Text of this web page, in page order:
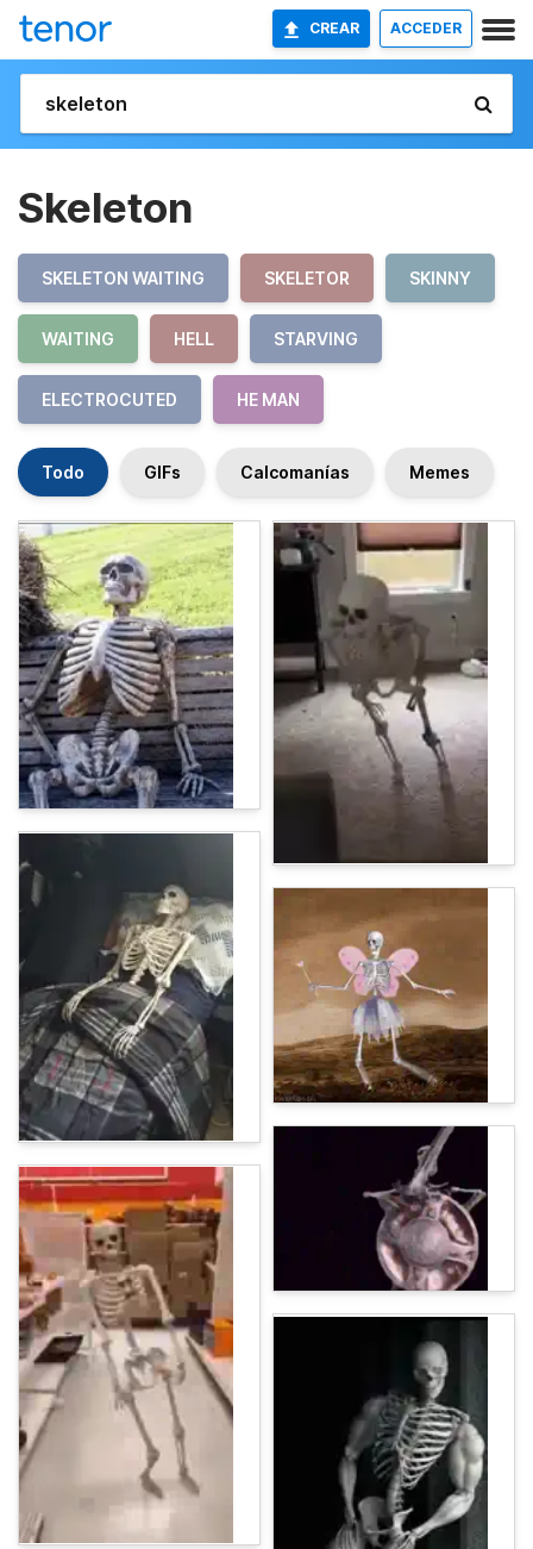
CREAR ACCEDER
Skeleton
SKELETON WAITING SKELETOR SKINNY
WAITING HELL STARVING
ELECTROCUTED HE MAN
Todo GIFs Calcomanías Memes